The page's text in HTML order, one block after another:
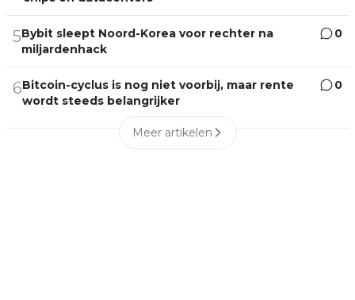
5Bybit sleept Noord-Korea voor rechter na
miljardenhack
0
6Bitcoin-cyclus is nog niet voorbij, maar rente
wordt steeds belangrijker
0
Meer artikelen